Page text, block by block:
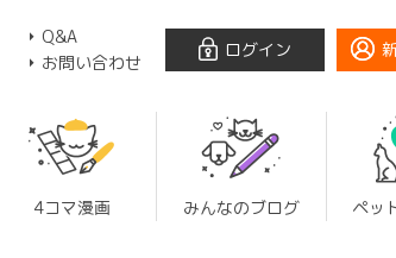
Q&A
お問い合わせ
ログイン
4コマ漫画 みんなのブログ ペッ